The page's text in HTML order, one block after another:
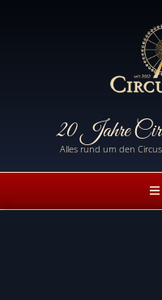
20 Jahre
Alles rund um den